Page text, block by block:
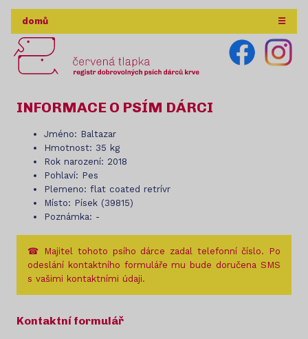
domů ☰
INFORMACE O PSÍM DÁRCI
Jméno: Baltazar
Hmotnost: 35 kg
Rok narození: 2018
Pohlaví: Pes
Plemeno: flat coated retrívr
Místo: Písek (39815)
Poznámka: -
☎ Majitel tohoto psího dárce zadal telefonní číslo. Po
odeslání kontaktního formuláře mu bude doručena SMS
s vašimi kontaktními údaji.
Kontaktní formulář